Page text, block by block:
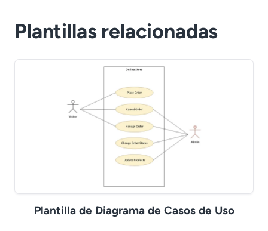
Plantillas relacionadas
Plantilla de Diagrama de Casos de Uso